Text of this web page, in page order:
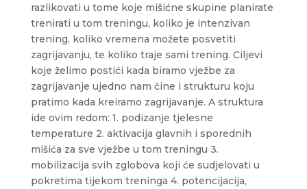
razlikovati u tome koje mišićne skupine planirate
trenirati u tom treningu, koliko je intenzivan
trening, koliko vremena možete posvetiti
zagrijavanju, te koliko traje sami trening. Ciljevi
koje želimo postići kada biramo vježbe za
zagrijavanje ujedno nam čine i strukturu koju
pratimo kada kreiramo zagrijavanje. A struktura
ide ovim redom: 1. podizanje tjelesne
temperature 2. aktivacija glavnih i sporednih
mišića za sve vježbe u tom treningu 3.
mobilizacija svih zglobova koji će sudjelovati u
pokretima tijekom treninga 4. potencijacija,